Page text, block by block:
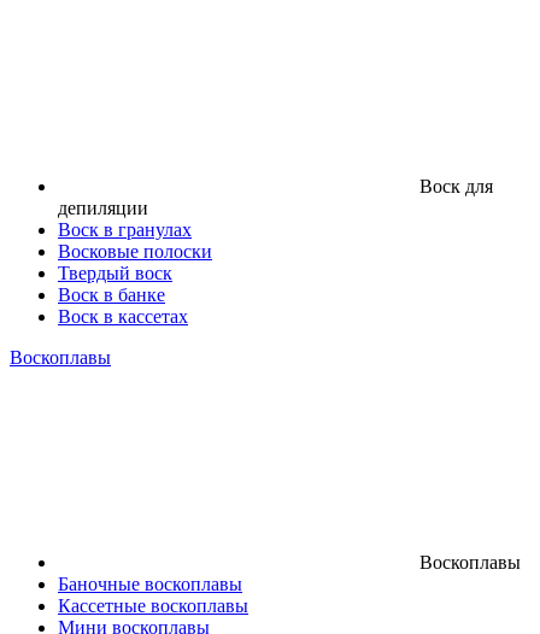
Воск для
депиляции
Воск в гранулах
Восковые полоски
Твердый воск
Воск в банке
Воск в кассетах
Воскоплавы
Воскоплавы
Баночные воскоплавы
Кассетные воскоплавы
Мини воскоплавы